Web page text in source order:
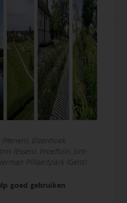
Elzenhoek
(Essen), Proeftuin Sint-
Pillaertpark (Gent)
goed gebruiken